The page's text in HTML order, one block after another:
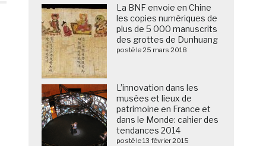
La BNF envoie en Chine
les copies numériques de
plus de 5 000 manuscrits
des grottes de Dunhuang
posté le 25 mars 2018
L’innovation dans les
musées et lieux de
patrimoine en France et
dans le Monde: cahier des
tendances 2014
posté le 13 février 2015